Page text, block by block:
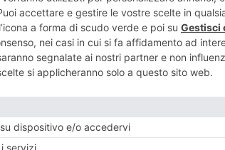
SPACE di Compagnia San
in abbandono al fianco di un’area
aperto a cittadini e visitatori e
alla natura.
l’incontro fraOrti Generalicon il